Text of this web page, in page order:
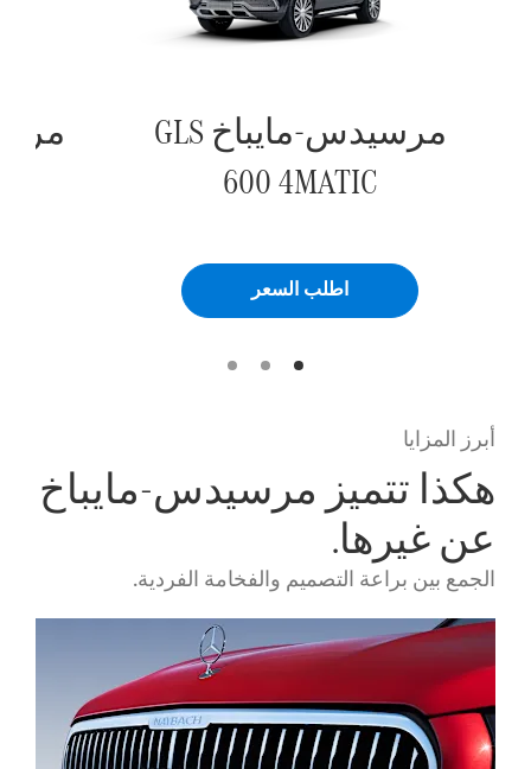
مرسيدس-مايباخ GLS
600 4MATIC
اطلب السعر
أبرز المزايا
هكذا تتميز مرسيدس-مايباخ
عن غيرها.
الجمع بين براعة التصميم والفخامة الفردية.